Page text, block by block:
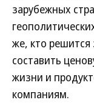
зарубежных
же, кто решится
составить
жизни и
компаниям.